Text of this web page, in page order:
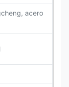
acero